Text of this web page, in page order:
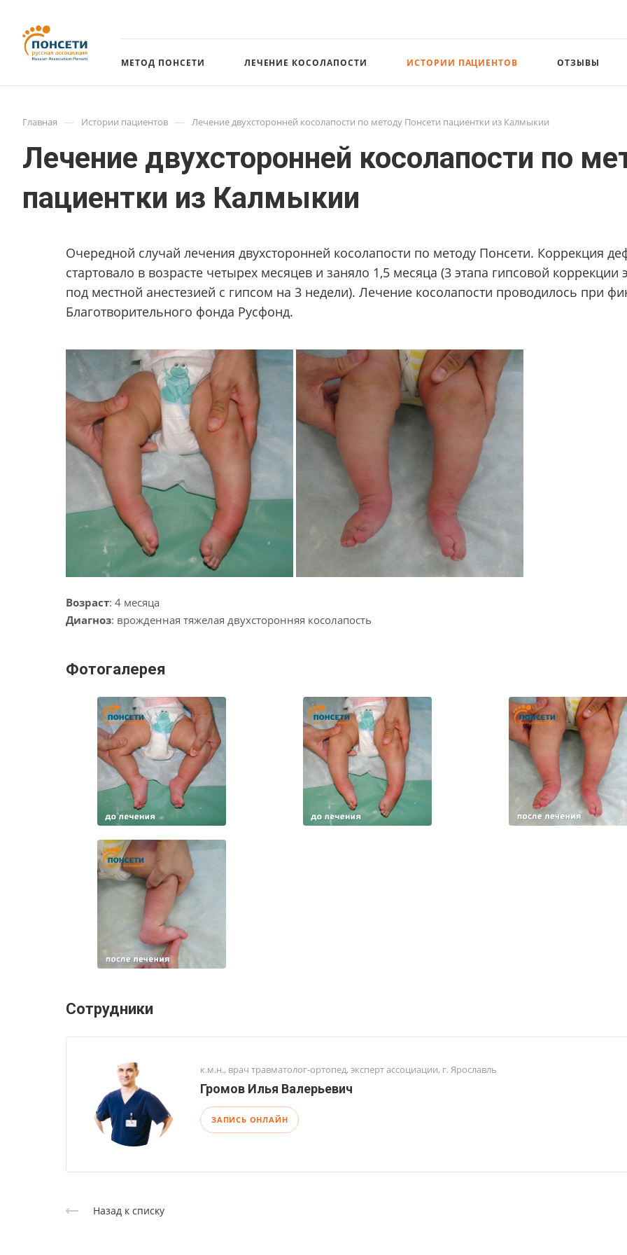
МЕТОД ПОНСЕТИ ЛЕЧЕНИЕ КОСОЛАПОСТИ ИСТОРИИ ПАЦИЕНТОВ ОТЗЫВЫ
Главная — Истории пациентов — Лечение двухсторонней косолапости по методу Понсети пациентки из Калмыкии
Лечение двухсторонней косолапости по
пациентки из Калмыкии
Очередной случай лечения двухсторонней косолапости по методу Понсети. Коррекция
стартовало в возрасте четырех месяцев и заняло 1,5 месяца (3 этапа гипсовой
под местной анестезией с гипсом на 3 недели). Лечение косолапости проводилось при
Благотворительного фонда Русфонд.
Возраст: 4 месяца
Диагноз: врожденная тяжелая двухсторонняя косолапость
Фотогалерея
Сотрудники
к.м.н., врач травматолог-ортопед, эксперт ассоциации, г. Ярославль
Громов Илья Валерьевич
ЗАПИСЬ ОНЛАЙН
Назад к списку